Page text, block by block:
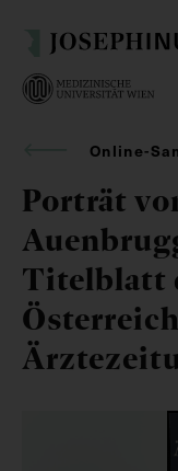
Online-
Porträt
Titelblatt